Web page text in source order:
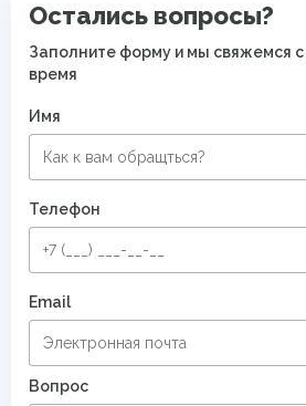
Остались вопросы?
Заполните форму и мы свяжемся
время
Имя
Телефон
Email
Вопрос